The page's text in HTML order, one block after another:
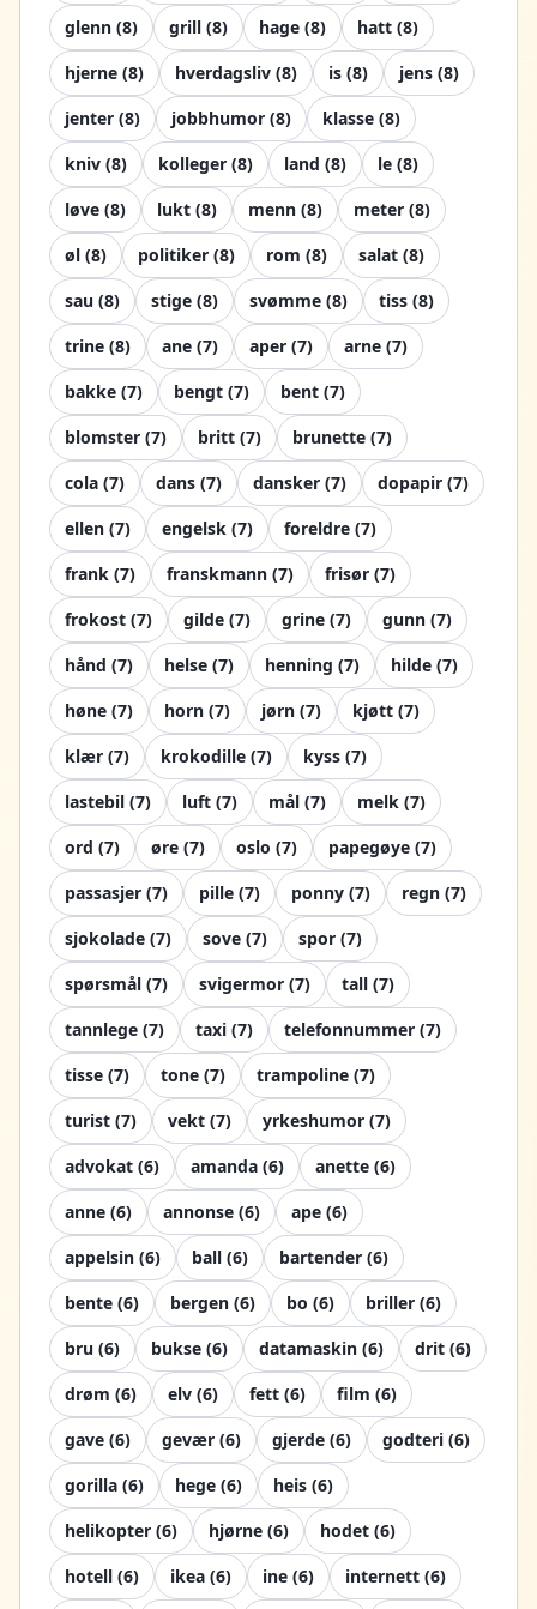
glenn (8) grill (8) hage (8) hatt (8)
hjerne (8) hverdagsliv (8) is (8) jens (8)
jenter (8) jobbhumor (8) klasse (8)
kniv (8) kolleger (8) land (8) le (8)
løve (8) lukt (8) menn (8) meter (8)
øl (8) politiker (8) rom (8) salat (8)
sau (8) stige (8) svømme (8) tiss (8)
trine (8) ane (7) aper (7) arne (7)
bakke (7) bengt (7) bent (7)
blomster (7) britt (7) brunette (7)
cola (7) dans (7) dansker (7) dopapir (7)
ellen (7) engelsk (7) foreldre (7)
frank (7) franskmann (7) frisør (7)
frokost (7) gilde (7) grine (7) gunn (7)
hånd (7) helse (7) henning (7) hilde (7)
høne (7) horn (7) jørn (7) kjøtt (7)
klær (7) krokodille (7) kyss (7)
lastebil (7) luft (7) mål (7) melk (7)
ord (7) øre (7) oslo (7) papegøye (7)
passasjer (7) pille (7) ponny (7) regn (7)
sjokolade (7) sove (7) spor (7)
spørsmål (7) svigermor (7) tall (7)
tannlege (7) taxi (7) telefonnummer (7)
tisse (7) tone (7) trampoline (7)
turist (7) vekt (7) yrkeshumor (7)
advokat (6) amanda (6) anette (6)
anne (6) annonse (6) ape (6)
appelsin (6) ball (6) bartender (6)
bente (6) bergen (6) bo (6) briller (6)
bru (6) bukse (6) datamaskin (6) drit (6)
drøm (6) elv (6) fett (6) film (6)
gave (6) gevær (6) gjerde (6) godteri (6)
gorilla (6) hege (6) heis (6)
helikopter (6) hjørne (6) hodet (6)
hotell (6) ikea (6) ine (6) internett (6)